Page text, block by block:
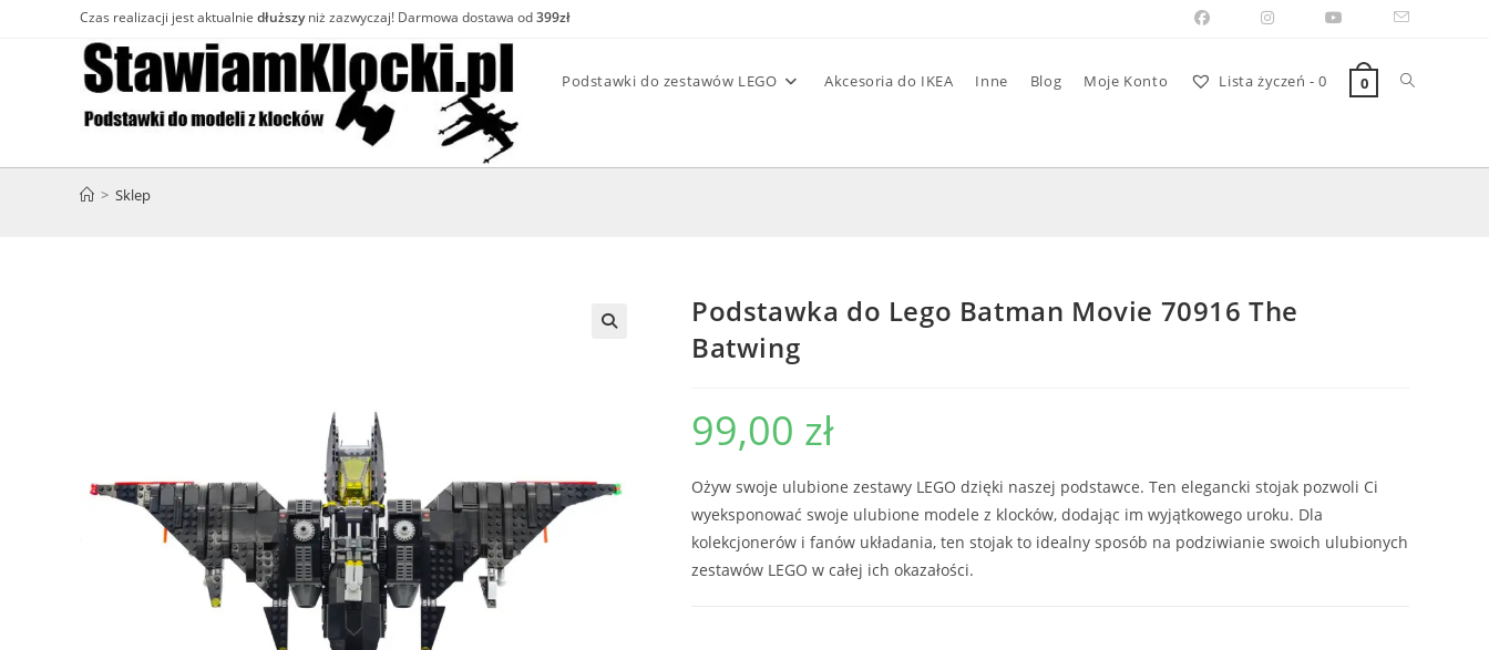
Czas realizacji jest aktualnie dłuższyniż zazwyczaj! Darmowa dostawa od399zł
Podstawki do zestawów LEGO Akcesoria do IKEA Inne Blog Moje Konto Lista życzeń - 0 0 Toggle
website
> Sklep
Podstawka do Lego Batman Movie 70916 The
Batwing
99,00 zł
Ożyw swoje ulubione zestawy LEGO dzięki naszej podstawce. Ten elegancki stojak pozwoli Ci
wyeksponować swoje ulubione modele z klocków, dodając im wyjątkowego uroku. Dla
kolekcjonerów i fanów układania, ten stojak to idealny sposób na podziwianie swoich ulubionych
zestawów LEGO w całej ich okazałości.